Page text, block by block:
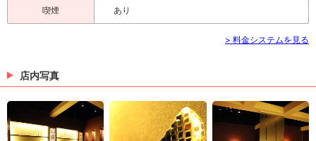
喫煙 あり
> 料金システムを見る
店内写真